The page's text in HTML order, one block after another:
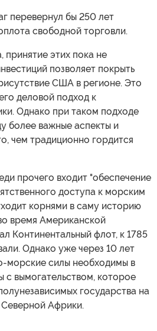
перевернул бы 250 лет
свободной торговли.
принятие этих пока не
позволяет покрыть
США в регионе. Это
деловой подход к
Однако при таком подходе
более важные аспекты и
чем традиционно гордится
прочего входит "обеспечение
доступа к морским
корнями в саму историю
время Американской
Континентальный флот, к 1785
Однако уже через 10 лет
морские силы необходимы в
с вымогательством, которое
государства на
Африки.